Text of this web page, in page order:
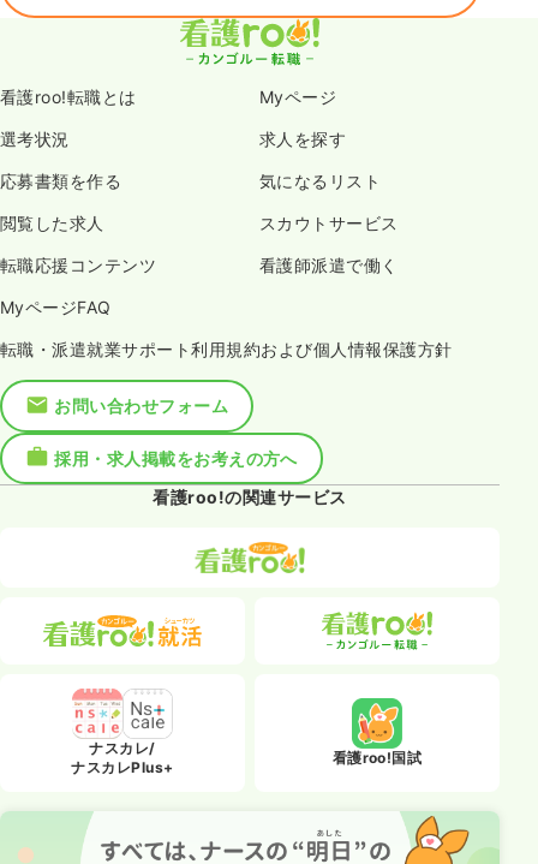
看護roo!転職とは Myページ
選考状況 求人を探す
応募書類を作る 気になるリスト
閲覧した求人 スカウトサービス
転職応援コンテンツ 看護師派遣で働く
MyページFAQ
転職・派遣就業サポート利用規約および個人情報保護方針
お問い合わせフォーム
採用・求人掲載をお考えの方へ
看護roo!の関連サービス
ナスカレ/
ナスカレPlus+
看護roo!国試